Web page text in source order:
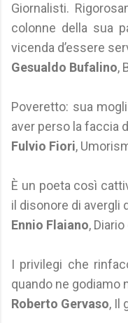
Giornalisti.
colonne della sua
vicenda d’essere
Gesualdo Bufalino,
Poveretto: sua
aver perso la faccia
Fulvio Fiori,
È un poeta così
il disonore di avergli
Ennio Flaiano,
I privilegi che
quando ne godiamo
Roberto Gervaso, Il